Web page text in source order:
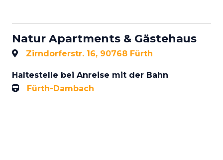
Natur Apartments & Gästehaus
Zirndorferstr. 16, 90768 Fürth
Haltestelle bei Anreise mit der Bahn
Fürth-Dambach